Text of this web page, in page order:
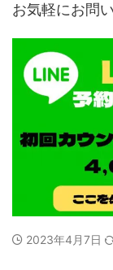
お気軽にお問
2023年4月7日